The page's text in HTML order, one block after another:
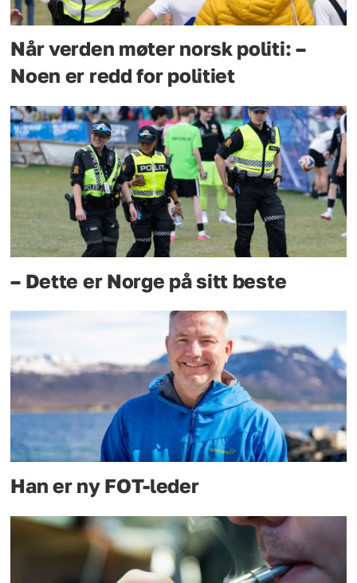
Når verden møter norsk politi: –
Noen er redd for politiet
– Dette er Norge på sitt beste
Han er ny FOT-leder